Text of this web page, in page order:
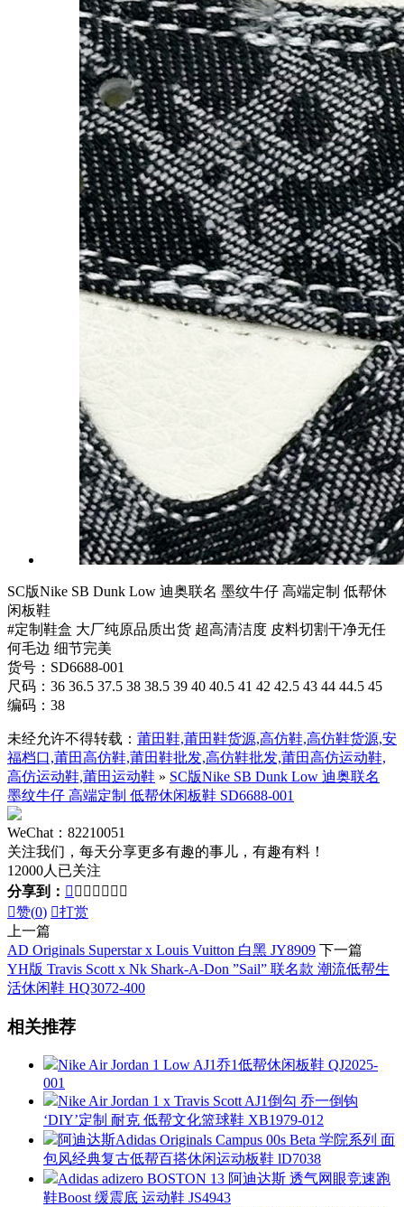
SC版Nike SB Dunk Low 迪奥联名 墨纹牛仔 高端定制 低帮休
闲板鞋
#定制鞋盒 大厂纯原品质出货 超高清洁度 皮料切割干净无任
何毛边 细节完美
货号：SD6688-001
尺码：36 36.5 37.5 38 38.5 39 40 40.5 41 42 42.5 43 44 44.5 45
编码：38
未经允许不得转载： 莆田鞋,莆田鞋货源,高仿鞋,高仿鞋货源,安
福档口,莆田高仿鞋,莆田鞋批发,高仿鞋批发,莆田高仿运动鞋,
高仿运动鞋,莆田运动鞋 » SC版Nike SB Dunk Low 迪奥联名
墨纹牛仔 高端定制 低帮休闲板鞋 SD6688-001
WeChat：82210051
关注我们，每天分享更多有趣的事儿，有趣有料！
12000人已关注
分享到：       
赞(0) 打赏
上一篇
AD Originals Superstar x Louis Vuitton 白黑 JY8909 下一篇
YH版 Travis Scott x Nk Shark-A-Don ”Sail” 联名款 潮流低帮生
活休闲鞋 HQ3072-400
相关推荐
Nike Air Jordan 1 Low AJ1乔1低帮休闲板鞋 QJ2025-
001
Nike Air Jordan 1 x Travis Scott AJ1倒勾 乔一倒钩
‘DIY’定制 耐克 低帮文化篮球鞋 XB1979-012
阿迪达斯Adidas Originals Campus 00s Beta 学院系列 面
包风经典复古低帮百搭休闲运动板鞋 lD7038
Adidas adizero BOSTON 13 阿迪达斯 透气网眼竞速跑
鞋Boost 缓震底 运动鞋 JS4943